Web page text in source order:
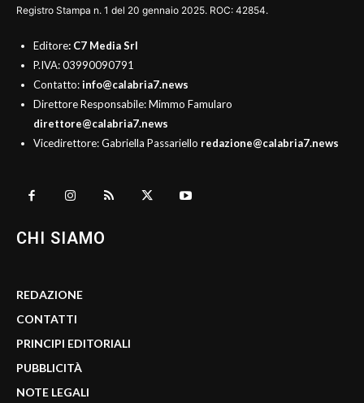
Registro Stampa n. 1 del 20 gennaio 2025. ROC: 42854.
Editore: C7 Media Srl
P.IVA: 03990090791
Contatto:info@calabria7.news
Direttore Responsabile: Mimmo Famularo
direttore@calabria7.news
Vicedirettore: Gabriella Passariello redazione@calabria7.news
CHI SIAMO
REDAZIONE
CONTATTI
PRINCIPI EDITORIALI
PUBBLICITÀ
NOTE LEGALI